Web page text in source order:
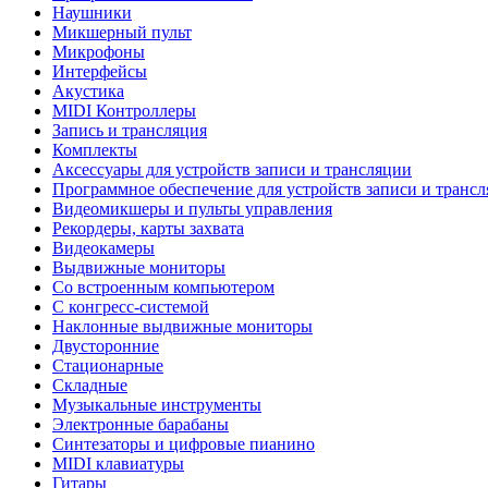
Наушники
Микшерный пульт
Микрофоны
Интерфейсы
Акустика
MIDI Контроллеры
Запись и трансляция
Комплекты
Аксессуары для устройств записи и трансляции
Программное обеспечение для устройств записи и
Видеомикшеры и пульты управления
Рекордеры, карты захвата
Видеокамеры
Выдвижные мониторы
Со встроенным компьютером
С конгресс-системой
Наклонные выдвижные мониторы
Двусторонние
Стационарные
Складные
Музыкальные инструменты
Электронные барабаны
Синтезаторы и цифровые пианино
MIDI клавиатуры
Гитары